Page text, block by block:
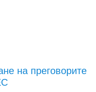
на преговорите